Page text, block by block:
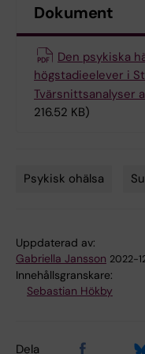
Dokument
Den psykiska
högstadieelever i
Tvärsnittsanalyser
216.52 KB)
Psykisk ohälsa
Uppdaterad av:
Gabriella Jansson 2022-
Innehållsgranskare:
Sebastian Hökby
Dela